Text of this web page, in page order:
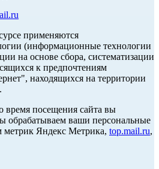
применяются
(информационные технологии
на основе сбора, систематизации
к предпочтениям
находящихся на территории
посещения сайта вы
обрабатываем ваши персональные
метрик Яндекс Метрика, top.mail.ru,